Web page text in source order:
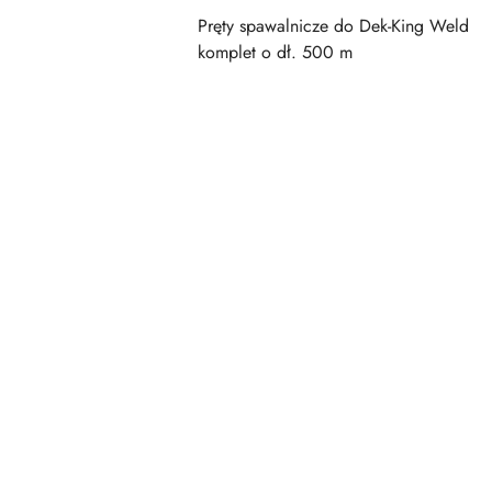
Pręty spawalnicze do Dek-King Weld
komplet o dł. 500 m